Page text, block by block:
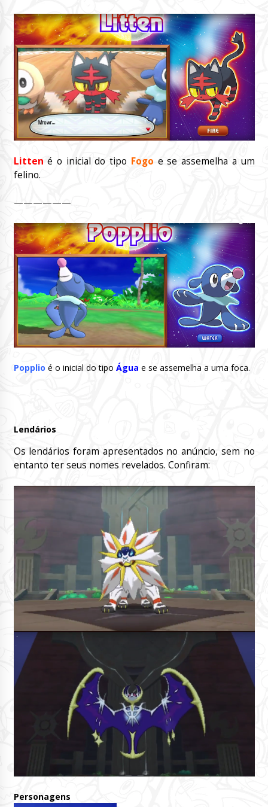
Litten é o inicial do tipo Fogo e se assemelha a um
felino.
——————
Popplio é o inicial do tipo Água e se assemelha a uma foca.
Lendários
Os lendários foram apresentados no anúncio, sem no
entanto ter seus nomes revelados. Confiram:
Personagens